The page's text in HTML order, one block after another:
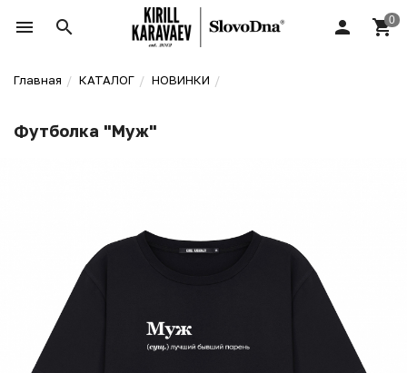
Главная КАТАЛОГ НОВИНКИ
Футболка "Муж"